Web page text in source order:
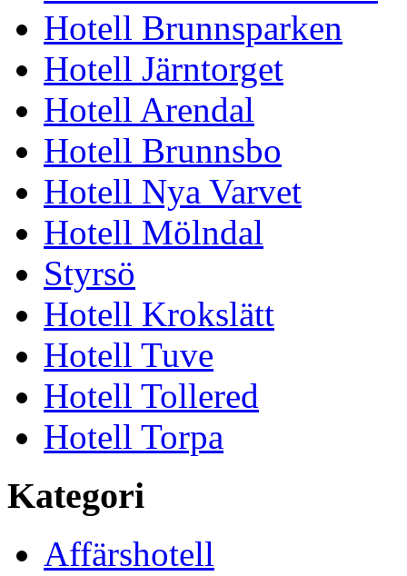
Hotell Brunnsparken
Hotell Järntorget
Hotell Arendal
Hotell Brunnsbo
Hotell Nya Varvet
Hotell Mölndal
Styrsö
Hotell Krokslätt
Hotell Tuve
Hotell Tollered
Hotell Torpa
Kategori
Affärshotell